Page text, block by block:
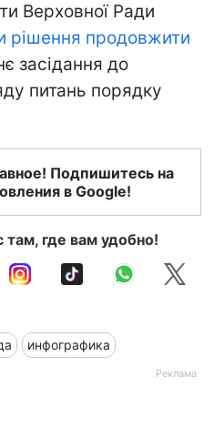
Верховної Ради
рішення продовжити
засідання до
питань порядку
Подпишитесь на
в Google!
там, где вам удобно!
инфографика